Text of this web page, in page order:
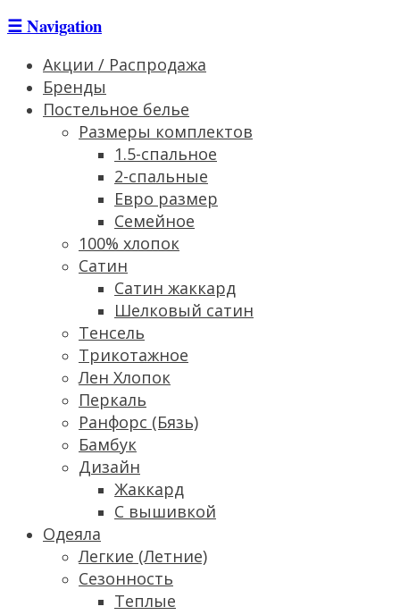
☰Navigation
Акции / Распродажа
Бренды
Постельное белье
Размеры комплектов
1.5-спальное
2-спальные
Евро размер
Семейное
100% хлопок
Сатин
Cатин жаккард
Шелковый сатин
Тенсель
Трикотажное
Лен Хлопок
Перкаль
Ранфорс (Бязь)
Бамбук
Дизайн
Жаккард
С вышивкой
Одеяла
Легкие (Летние)
Сезонность
Теплые